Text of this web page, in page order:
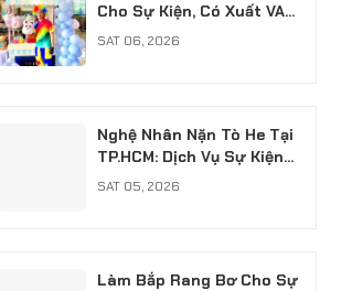
Cho Sự Kiện, Có Xuất VAT
Chuyên Nghiệp
SAT 06, 2026
Nghệ Nhân Nặn Tò He Tại
TP.HCM: Dịch Vụ Sự Kiện
Chuyên Nghiệp, Có VAT
SAT 05, 2026
Làm Bắp Rang Bơ Cho Sự